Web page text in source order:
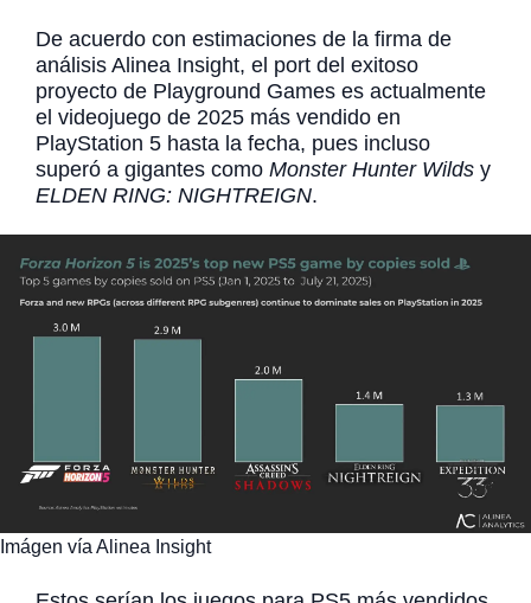
De acuerdo con estimaciones de la firma de
análisis Alinea Insight, el port del exitoso
proyecto de Playground Games es actualmente
el videojuego de 2025 más vendido en
PlayStation 5 hasta la fecha, pues incluso
superó a gigantes como Monster Hunter Wilds y
ELDEN RING: NIGHTREIGN.
Imágen vía Alinea Insight